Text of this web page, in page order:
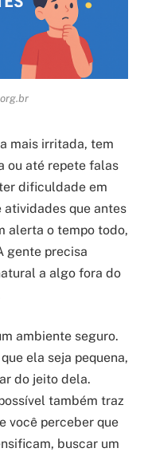
mais irritada, tem
ou até repete falas
dificuldade em
atividades que antes
alerta o tempo todo,
gente precisa
a algo fora do
ambiente seguro.
ela seja pequena,
do jeito dela.
também traz
você perceber que
buscar um